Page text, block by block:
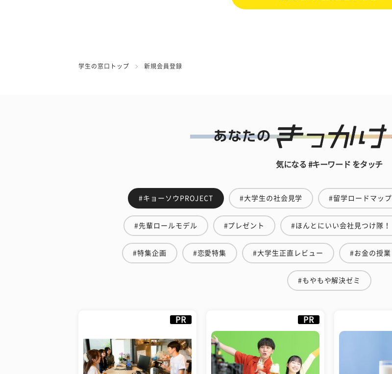
学生の窓口トップ 新規会員登録
気になる #キーワード をタッチ
#キョーソウPROJECT #大学生の社会見学 #留学ロードマップ
#先輩ロールモデル #プレゼント #ほんとにいい会社見つけ隊！
#特集企画 #恋愛特集 #大学生正直レビュー #お金の授業
#もやもや解決ゼミ
PR PR